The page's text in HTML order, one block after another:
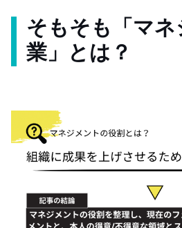
そもそも「マネ
業」とは？